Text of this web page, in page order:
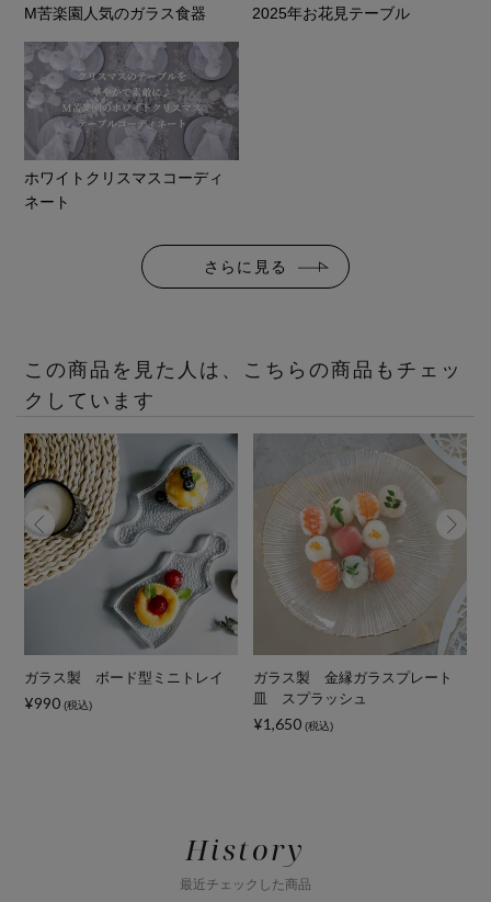
M苦楽園人気のガラス食器 2025年お花見テーブル
ホワイトクリスマスコーディ
ネート
さらに見る
この商品を見た人は、こちらの商品もチェッ
クしています
ガラス製 ボード型ミニトレイ
¥990 (税込)
ガラス製 金縁ガラスプレート
皿 スプラッシュ
¥1,650 (税込)
History
最近チェックした商品